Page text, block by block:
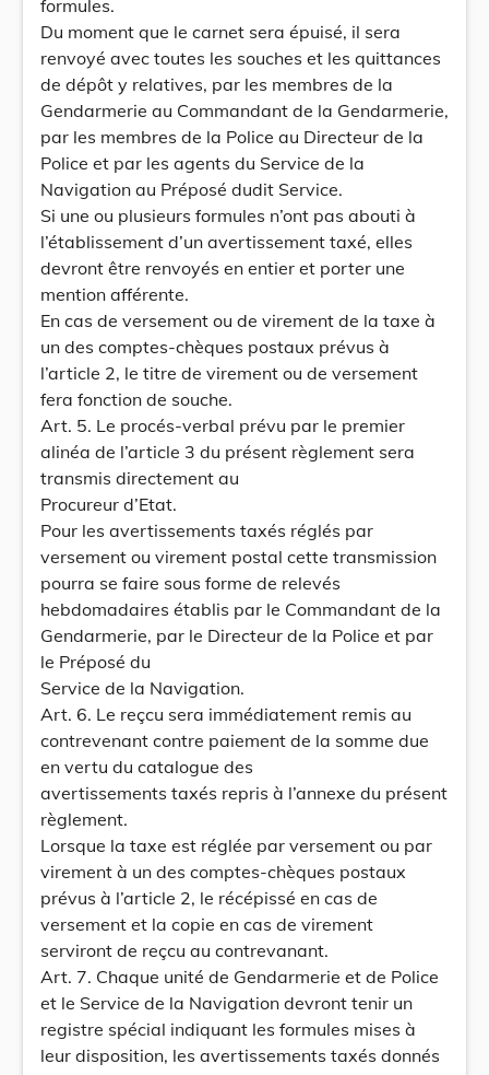
formules.
Du moment que le carnet sera épuisé, il sera
renvoyé avec toutes les souches et les quittances
de dépôt y relatives, par les membres de la
Gendarmerie au Commandant de la Gendarmerie,
par les membres de la Police au Directeur de la
Police et par les agents du Service de la
Navigation au Préposé dudit Service.
Si une ou plusieurs formules n’ont pas abouti à
l’établissement d’un avertissement taxé, elles
devront être renvoyés en entier et porter une
mention afférente.
En cas de versement ou de virement de la taxe à
un des comptes-chèques postaux prévus à
l’article 2, le titre de virement ou de versement
fera fonction de souche.
Art. 5. Le procés-verbal prévu par le premier
alinéa de l’article 3 du présent règlement sera
transmis directement au
Procureur d’Etat.
Pour les avertissements taxés réglés par
versement ou virement postal cette transmission
pourra se faire sous forme de relevés
hebdomadaires établis par le Commandant de la
Gendarmerie, par le Directeur de la Police et par
le Préposé du
Service de la Navigation.
Art. 6. Le reçcu sera immédiatement remis au
contrevenant contre paiement de la somme due
en vertu du catalogue des
avertissements taxés repris à l’annexe du présent
règlement.
Lorsque la taxe est réglée par versement ou par
virement à un des comptes-chèques postaux
prévus à l’article 2, le récépissé en cas de
versement et la copie en cas de virement
serviront de reçcu au contrevanant.
Art. 7. Chaque unité de Gendarmerie et de Police
et le Service de la Navigation devront tenir un
registre spécial indiquant les formules mises à
leur disposition, les avertissements taxés donnés